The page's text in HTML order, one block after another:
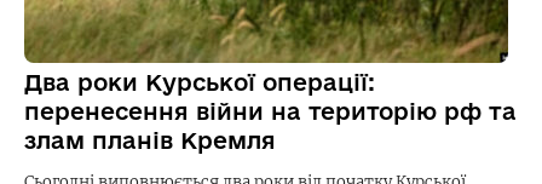
Два роки Курської операції:
перенесення війни на територію рф та
злам планів Кремля